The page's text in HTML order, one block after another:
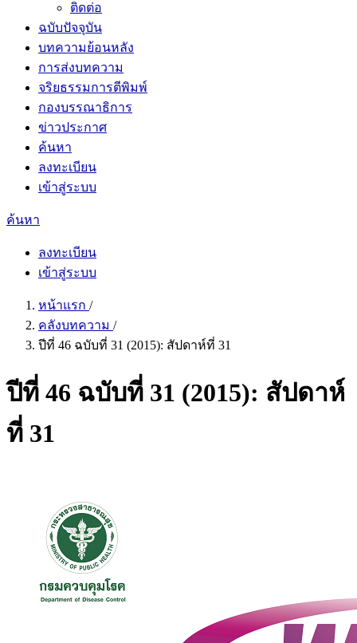
ติดต่อ
ฉบับปัจจุบัน
บทความย้อนหลัง
การส่งบทความ
จริยธรรมการตีพิมพ์
กองบรรณาธิการ
ข่าวประกาศ
ค้นหา
ลงทะเบียน
เข้าสู่ระบบ
ค้นหา
ลงทะเบียน
เข้าสู่ระบบ
หน้าแรก /
คลังบทความ /
ปีที่ 46 ฉบับที่ 31 (2015): สัปดาห์ที่ 31
ปีที่ 46 ฉบับที่ 31 (2015): สัปดาห์
ที่ 31